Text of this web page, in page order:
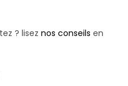
? liseznos conseils en